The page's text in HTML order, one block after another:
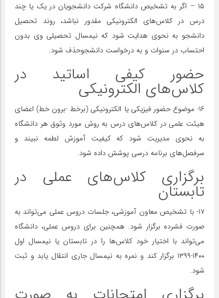
۱۵ – اگر به تشخیص دانشگاه شرکت دانشجویان در یک یا چند
درس در کلاس‌های الکترونیکی مقدور نباشد، روند تحصیل
دانشجو به نحوی هدایت شود که نیمسال تحصیلی وی بدون
احتساب در سنوات و به درخواست دانشجوحذف شود.
حضور کیفی اساتید در
کلاس‌های الکترونیکی
۱۶- موضوع حضور فیزیکی یا الکترونیکی (برخط -برون خط) اعضای
هیئت علمی در کلاس‌های درس به روش مورد وثوق هر دانشگاه
به نحوی مدیریت شود که کیفیت آموزش لطمه نبیند و
سرفصل‌های برنامه درسی پوشش داده شود.
برگزاری کلاس‌های عملی در
تابستان
۱۷- با تشخیص معاون آموزشی، جلسات دروس عملی می‌تواند به
صورت فشرده برگزار شود. همچنین برای دروس عملی، دانشگاه
می‌تواند با اختیار خود کلاس‌ها را در تابستان یا نیمسال اول
۱۴۰۰-۱۳۹۹ برگزار کند و نمره به نیمسال جاری انتقال یابد و ثبت
شود.